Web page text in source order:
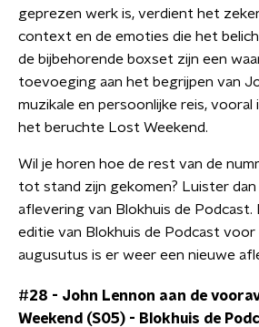
geprezen werk is, verdient het
context en de emoties die het
de bijbehorende boxset zijn een
toevoeging aan het begrijpen van
muzikale en persoonlijke reis, vooral
het beruchte Lost Weekend.
Wil je horen hoe de rest van de
tot stand zijn gekomen? Luister dan
aflevering van Blokhuis de Podcast.
editie van Blokhuis de Podcast voor
augusutus is er weer een nieuwe
#28 - John Lennon aan de
Weekend (S05) - Blokhuis de